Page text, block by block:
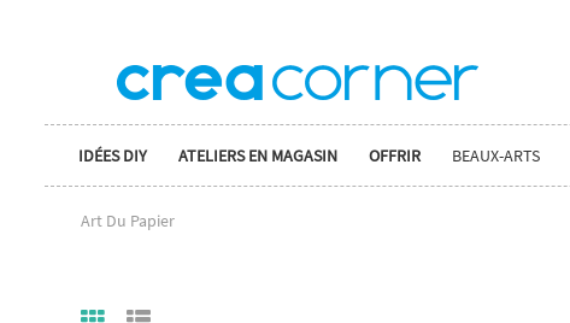
IDÉES DIY ATELIERS EN MAGASIN OFFRIR BEAUX-ARTS
Art Du Papier